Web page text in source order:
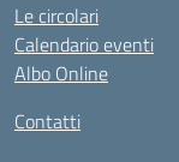
Le circolari
Calendario eventi
Albo Online
Contatti